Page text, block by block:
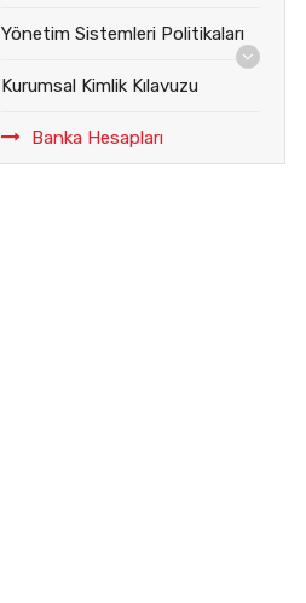
Yönetim Sistemleri Politikaları
Kurumsal Kimlik Kılavuzu
Banka Hesapları